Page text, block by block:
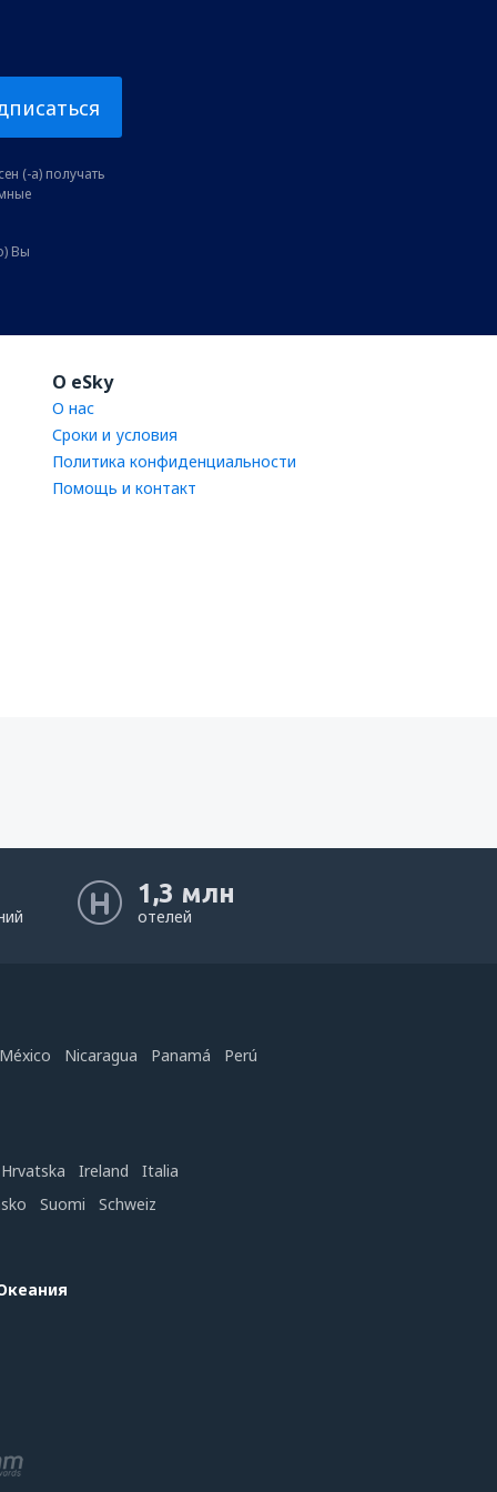
(-а) получать
Вы
O eSky
О нас
Сроки и условия
Политика конфиденциальности
Помощь и контакт
1,3 млн
отелей
México Nicaragua Panamá Perú
Hrvatska Ireland
Italia
Suomi Schweiz